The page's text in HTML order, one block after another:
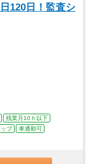
120日！監査シ
残業月10ｈ以下
プ
車通勤可